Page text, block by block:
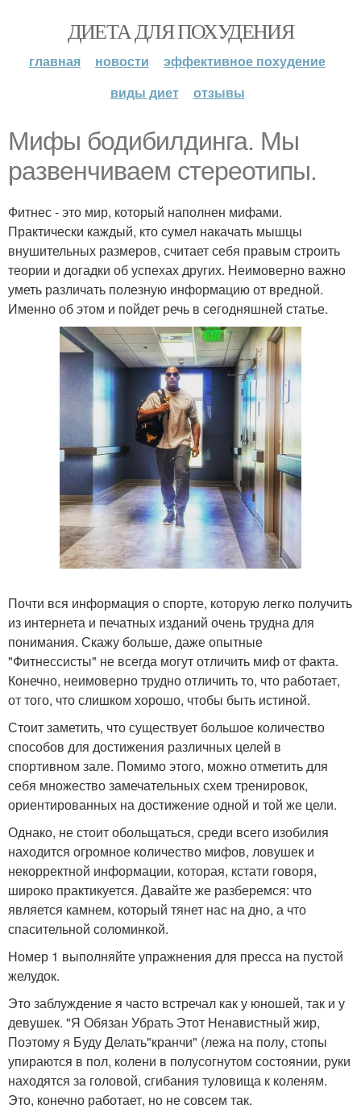
ДИЕТА ДЛЯ ПОХУДЕНИЯ
главная новости
эффективное похудение
виды диет
отзывы
Мифы бодибилдинга. Мы
развенчиваем стереотипы.
Фитнес - это мир, который наполнен мифами.
Практически каждый, кто сумел накачать мышцы
внушительных размеров, считает себя правым строить
теории и догадки об успехах других. Неимоверно важно
уметь различать полезную информацию от вредной.
Именно об этом и пойдет речь в сегодняшней статье.
Почти вся информация о спорте, которую легко получить
из интернета и печатных изданий очень трудна для
понимания. Скажу больше, даже опытные
"Фитнессисты" не всегда могут отличить миф от факта.
Конечно, неимоверно трудно отличить то, что работает,
от того, что слишком хорошо, чтобы быть истиной.
Стоит заметить, что существует большое количество
способов для достижения различных целей в
спортивном зале. Помимо этого, можно отметить для
себя множество замечательных схем тренировок,
ориентированных на достижение одной и той же цели.
Однако, не стоит обольщаться, среди всего изобилия
находится огромное количество мифов, ловушек и
некорректной информации, которая, кстати говоря,
широко практикуется. Давайте же разберемся: что
является камнем, который тянет нас на дно, а что
спасительной соломинкой.
Номер 1 выполняйте упражнения для пресса на пустой
желудок.
Это заблуждение я часто встречал как у юношей, так и у
девушек. "Я Обязан Убрать Этот Ненавистный жир,
Поэтому я Буду Делать"кранчи" (лежа на полу, стопы
упираются в пол, колени в полусогнутом состоянии, руки
находятся за головой, сгибания туловища к коленям.
Это, конечно работает, но не совсем так.